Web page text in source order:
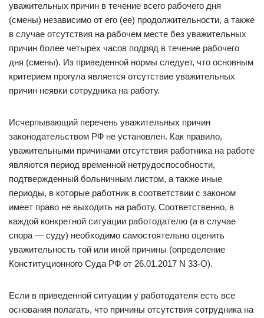
уважительных причин в течение всего рабочего дня
(смены) независимо от его (ее) продолжительности, а также
в случае отсутствия на рабочем месте без уважительных
причин более четырех часов подряд в течение рабочего
дня (смены). Из приведенной нормы следует, что основным
критерием прогула является отсутствие уважительных
причин неявки сотрудника на работу.
Исчерпывающий перечень уважительных причин
законодательством РФ не установлен. Как правило,
уважительными причинами отсутствия работника на работе
являются период временной нетрудоспособности,
подтвержденный больничным листом, а также иные
периоды, в которые работник в соответствии с законом
имеет право не выходить на работу. Соответственно, в
каждой конкретной ситуации работодателю (а в случае
спора — суду) необходимо самостоятельно оценить
уважительность той или иной причины (определение
Конституционного Суда РФ от 26.01.2017 N 33-О).
Если в приведенной ситуации у работодателя есть все
основания полагать, что причины отсутствия сотрудника на